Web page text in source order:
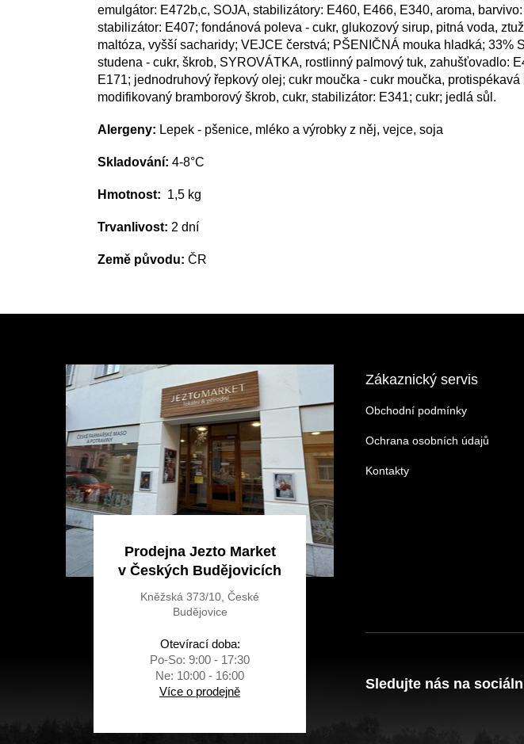
emulgátor: E472b,c, SOJA, stabilizátory: E460, E466, E340, aroma,
stabilizátor: E407; fondánová poleva - cukr, glukozový sirup, pitná voda,
maltóza, vyšší sacharidy; VEJCE čerstvá; PŠENIČNÁ mouka hladká; 33%
studena - cukr, škrob, SYROVÁTKA, rostlinný palmový tuk, zahušťovadlo:
E171; jednodruhový řepkový olej; cukr moučka - cukr moučka,
modifikovaný bramborový škrob, cukr, stabilizátor: E341; cukr; jedlá sůl.
Alergeny: Lepek - pšenice, mléko a výrobky z něj, vejce, soja
Skladování: 4-8°C
Hmotnost: 1,5 kg
Trvanlivost: 2 dní
Země původu: ČR
Prodejna Jezto Market
v Českých Budějovicích
Kněžská 373/10, České
Budějovice
Otevírací doba:
Po-So: 9:00 - 17:30
Ne: 10:00 - 16:00
Více o prodejně
Zákaznický servis
Obchodní podmínky
Ochrana osobních údajů
Kontakty
Sledujte nás na